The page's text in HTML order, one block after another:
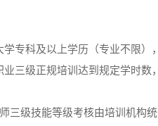
专科及以上学历（专业不限）
三级正规培训达到规定学时数
三级技能等级考核由培训机构